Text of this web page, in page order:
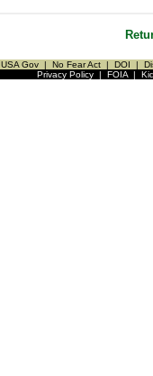
USA Gov | No Fear Act | DOI |
Privacy Policy| FOIA|